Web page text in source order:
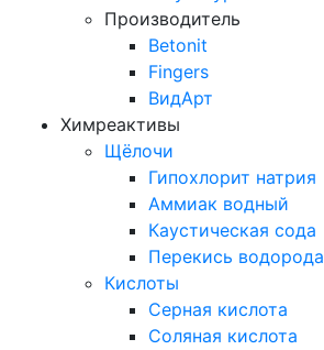
Производитель
Betonit
Fingers
ВидАрт
Химреактивы
Щёлочи
Гипохлорит натрия
Аммиак водный
Каустическая сода
Перекись водорода
Кислоты
Серная кислота
Соляная кислота